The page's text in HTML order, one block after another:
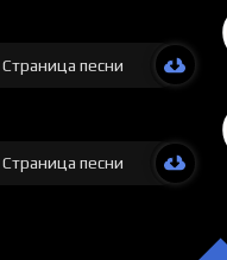
Страница песни
Страница песни